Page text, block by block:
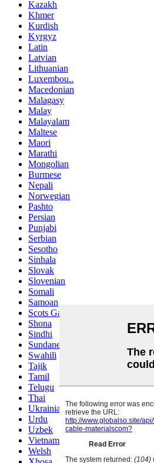
Kazakh
Khmer
Kurdish
Kyrgyz
Latin
Latvian
Lithuanian
Luxembou..
Macedonian
Malagasy
Malay
Malayalam
Maltese
Maori
Marathi
Mongolian
Burmese
Nepali
Norwegian
Pashto
Persian
Punjabi
Serbian
Sesotho
Sinhala
Slovak
Slovenian
Somali
Samoan
Scots Gaelic
Shona
Sindhi
Sundanese
Swahili
Tajik
Tamil
Telugu
Thai
Ukrainian
Urdu
Uzbek
Vietnamese
Welsh